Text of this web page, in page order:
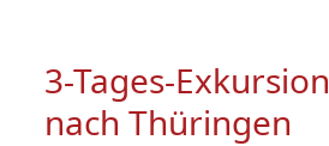
3-Tages-Exkursion
nach Thüringen